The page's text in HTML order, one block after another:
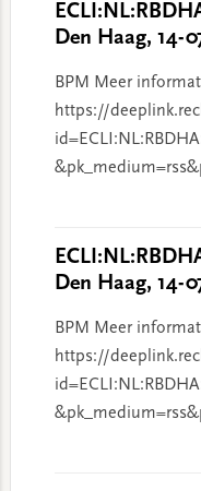
Den Haag, 14-
BPM Meer
https://
Den Haag, 14-
BPM Meer
https://